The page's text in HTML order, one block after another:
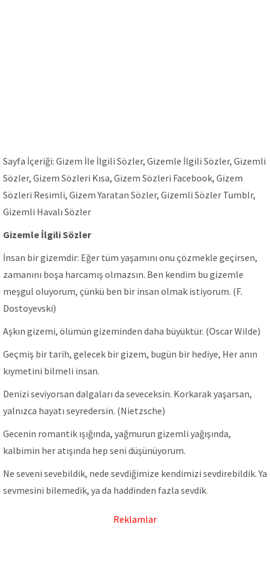
Sayfa İçeriği: Gizem İle İlgili Sözler, Gizemle İlgili Sözler, Gizemli
Sözler, Gizem Sözleri Kısa, Gizem Sözleri Facebook, Gizem
Sözleri Resimli, Gizem Yaratan Sözler, Gizemli Sözler Tumblr,
Gizemli Havalı Sözler
Gizemle İlgili Sözler
İnsan bir gizemdir: Eğer tüm yaşamını onu çözmekle geçirsen,
zamanını boşa harcamış olmazsın. Ben kendim bu gizemle
meşgul oluyorum, çünkü ben bir insan olmak istiyorum. (F.
Dostoyevski)
Aşkın gizemi, ölümün gizeminden daha büyüktür. (Oscar Wilde)
Geçmiş bir tarih, gelecek bir gizem, bugün bir hediye, Her anın
kıymetini bilmeli insan.
Denizi seviyorsan dalgaları da seveceksin. Korkarak yaşarsan,
yalnızca hayatı seyredersin. (Nietzsche)
Gecenin romantik ışığında, yağmurun gizemli yağışında,
kalbimin her atışında hep seni düşünüyorum.
Ne seveni sevebildik, nede sevdiğimize kendimizi sevdirebildik. Ya
sevmesini bilemedik, ya da haddinden fazla sevdik.
Reklamlar